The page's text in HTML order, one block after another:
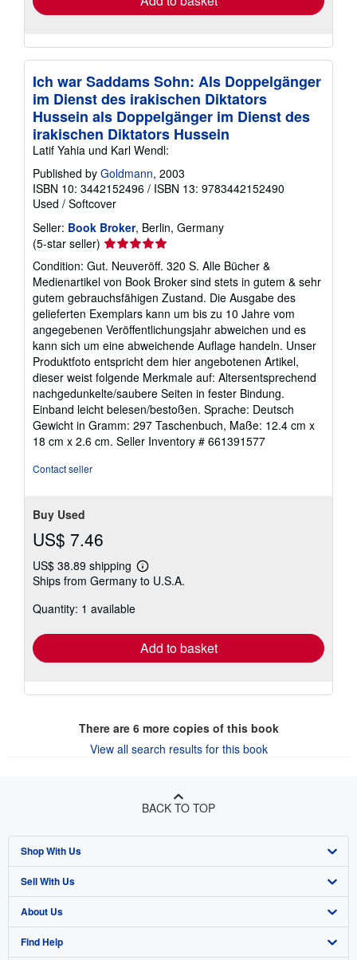
Ich war Saddams Sohn: Als Doppelgänger
im Dienst des irakischen Diktators
Hussein als Doppelgänger im Dienst des
irakischen Diktators Hussein
Latif Yahia und Karl Wendl:
Published by Goldmann, 2003
ISBN 10: 3442152496 / ISBN 13: 9783442152490
Used / Softcover
Seller: Book Broker, Berlin, Germany
(5-star seller) Seller
rating
5
out
of
5
stars
Condition: Gut. Neuveröff. 320 S. Alle Bücher &
Medienartikel von Book Broker sind stets in gutem & sehr
gutem gebrauchsfähigen Zustand. Die Ausgabe des
gelieferten Exemplars kann um bis zu 10 Jahre vom
angegebenen Veröffentlichungsjahr abweichen und es
kann sich um eine abweichende Auflage handeln. Unser
Produktfoto entspricht dem hier angebotenen Artikel,
dieser weist folgende Merkmale auf: Altersentsprechend
nachgedunkelte/saubere Seiten in fester Bindung.
Einband leicht belesen/bestoßen. Sprache: Deutsch
Gewicht in Gramm: 297 Taschenbuch, Maße: 12.4 cm x
18 cm x 2.6 cm. Seller Inventory # 661391577
Contact seller
Buy Used
US$ 7.46
US$ 38.89 shipping
Learn
more
Ships from Germany to U.S.A.
Quantity: 1 available
Add to basket
There are 6more copies of this book
View all search results for this book
BACK TO TOP
Shop With Us
Advanced Search
Browse Collections
My Account
Sell With Us
Start Selling
Join Our Affiliate Program
About Us
About AbeBooks
Find Help